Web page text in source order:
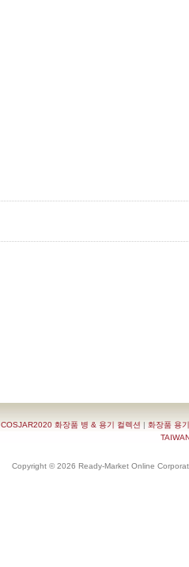
COSJAR2020 화장품 병 & 용기 컬렉션 | 화장품 용
Copyright © 2026 Ready-Market Online